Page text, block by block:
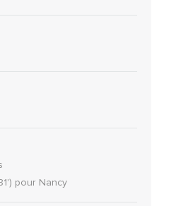
pour Nancy